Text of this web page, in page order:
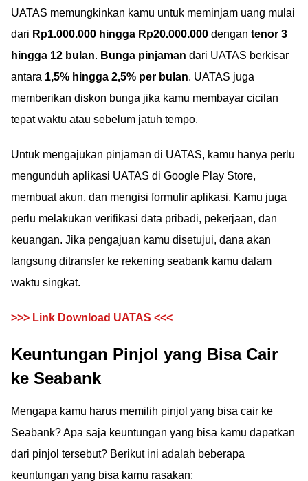
UATAS memungkinkan kamu untuk meminjam uang mulai
dari Rp1.000.000 hingga Rp20.000.000 dengan tenor 3
hingga 12 bulan. Bunga pinjaman dari UATAS berkisar
antara 1,5% hingga 2,5% per bulan. UATAS juga
memberikan diskon bunga jika kamu membayar cicilan
tepat waktu atau sebelum jatuh tempo.
Untuk mengajukan pinjaman di UATAS, kamu hanya perlu
mengunduh aplikasi UATAS di Google Play Store,
membuat akun, dan mengisi formulir aplikasi. Kamu juga
perlu melakukan verifikasi data pribadi, pekerjaan, dan
keuangan. Jika pengajuan kamu disetujui, dana akan
langsung ditransfer ke rekening seabank kamu dalam
waktu singkat.
>>> Link Download UATAS <<<
Keuntungan Pinjol yang Bisa Cair
ke Seabank
Mengapa kamu harus memilih pinjol yang bisa cair ke
Seabank? Apa saja keuntungan yang bisa kamu dapatkan
dari pinjol tersebut? Berikut ini adalah beberapa
keuntungan yang bisa kamu rasakan: